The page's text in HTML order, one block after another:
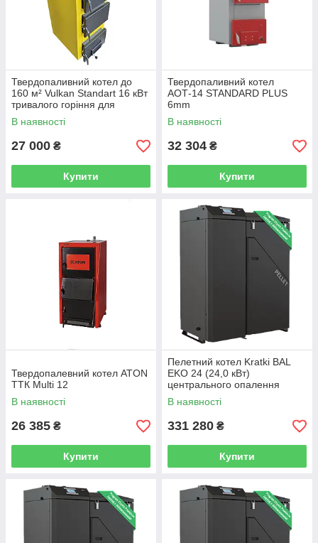
Твердопаливний котел до
160 м² Vulkan Standart 16 кВт
тривалого горіння для
опалення будинку, дачі,
гаража чи виробництва
В наявності
27 000 ₴
Купити
Твердопаливний котел
АОТ-14 STANDARD PLUS
6mm
В наявності
32 304 ₴
Купити
Твердопалевний котел ATON
ТТК Multi 12
В наявності
26 385 ₴
Купити
Пелетний котел Kratki BAL
EKO 24 (24,0 кВт)
центрального опалення
В наявності
331 280 ₴
Купити